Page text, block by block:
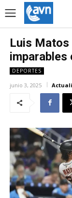
Luis Matos
imparables
DEPORTES
junio 3, 2025